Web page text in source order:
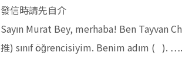
發信時請先自介
Sayın Murat Bey, merhaba! Ben
推) sınıf öğrencisiyim. Benim adım ( ). ….